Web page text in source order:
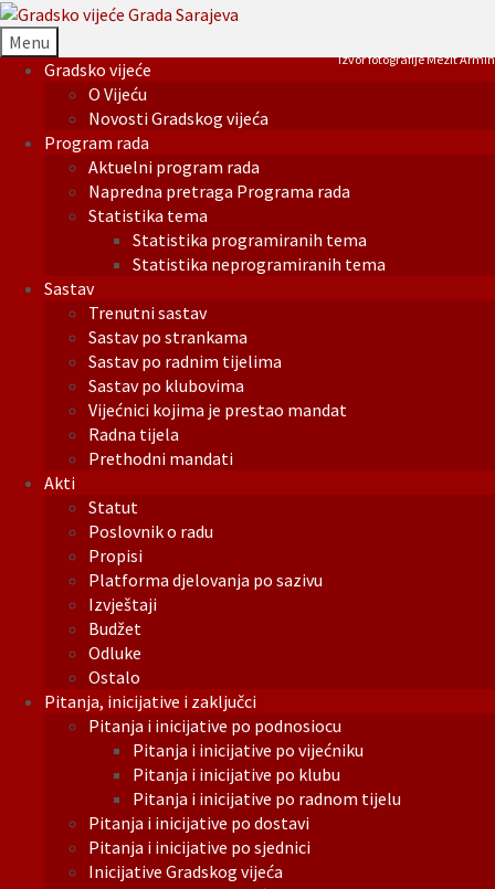
Menu
Gradsko vijeće
O Vijeću
Novosti Gradskog vijeća
Program rada
Aktuelni program rada
Napredna pretraga Programa rada
Statistika tema
Statistika programiranih tema
Statistika neprogramiranih tema
Sastav
Trenutni sastav
Sastav po strankama
Sastav po radnim tijelima
Sastav po klubovima
Vijećnici kojima je prestao mandat
Radna tijela
Prethodni mandati
Akti
Statut
Poslovnik o radu
Propisi
Platforma djelovanja po sazivu
Izvještaji
Budžet
Odluke
Ostalo
Pitanja, inicijative i zaključci
Pitanja i inicijative po podnosiocu
Pitanja i inicijative po vijećniku
Pitanja i inicijative po klubu
Pitanja i inicijative po radnom tijelu
Pitanja i inicijative po dostavi
Pitanja i inicijative po sjednici
Inicijative Gradskog vijeća
Izvor fotografije Mezit Armin